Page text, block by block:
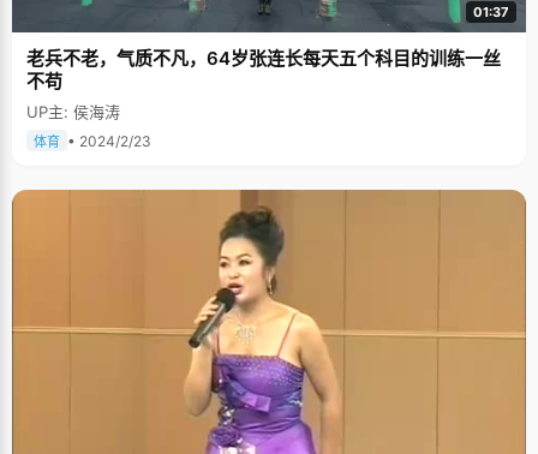
01:37
老兵不老，气质不凡，64岁张连长每天五个科目的训练一丝
不苟
UP主: 侯海涛
体育 • 2024/2/23